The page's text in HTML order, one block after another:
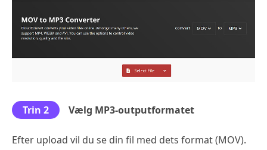
Trin 2 Vælg MP3-outputformatet
Efter upload vil du se din fil med dets format (MOV).